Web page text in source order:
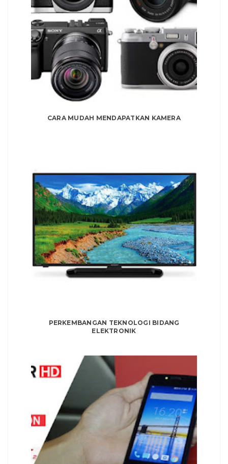
CARA MUDAH MENDAPATKAN KAMERA
PERKEMBANGAN TEKNOLOGI BIDANG
ELEKTRONIK